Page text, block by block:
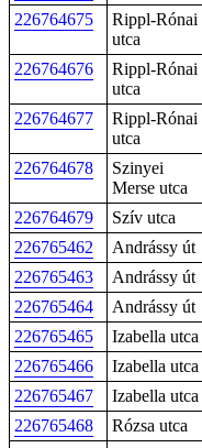
226764675
Rippl-Rónai
utca
226764676
Rippl-Rónai
utca
226764677
Rippl-Rónai
utca
226764678
Szinyei
Merse utca
226764679 Szív utca
226765462
Andrássy út
226765463
Andrássy út
226765464
Andrássy út
226765465
Izabella utca
226765466
Izabella utca
226765467
Izabella utca
226765468
Rózsa utca